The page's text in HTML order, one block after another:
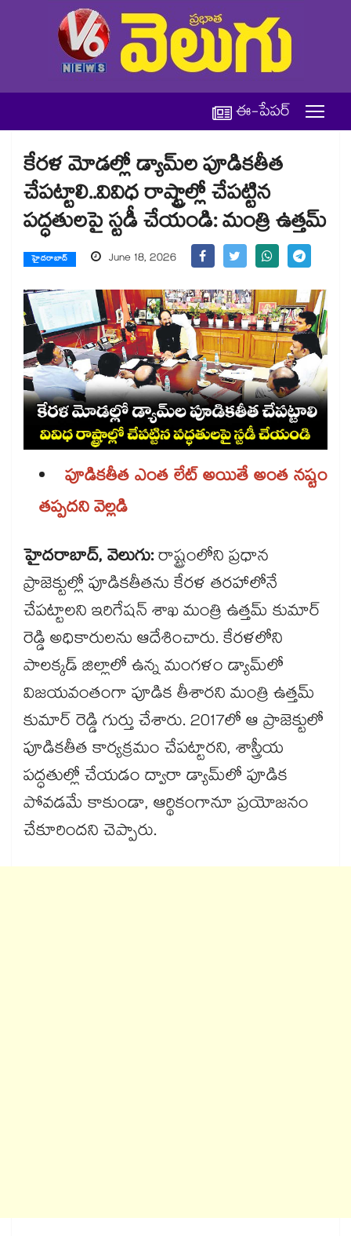
ఈ-పేపర్
కేరళ మోడల్లో డ్యామ్‌‌‌‌‌‌‌‌‌‌‌‌‌‌‌‌ల పూడికతీత
చేపట్టాలి..వివిధ రాష్ట్రాల్లో చేపట్టిన
పద్ధతులపై స్టడీ చేయండి: మంత్రి ఉత్తమ్
హైదరాబాద్ June 18, 2026
పూడికతీత ఎంత లేట్ అయితే అంత నష్టం
తప్పదని వెల్లడి
హైదరాబాద్, వెలుగు:రాష్ట్రంలోని ప్రధాన
ప్రాజెక్టుల్లో పూడికతీతను కేరళ తరహాలోనే
చేపట్టాలని ఇరిగేషన్​ శాఖ మంత్రి ఉత్తమ్​ కుమార్​
రెడ్డి అధికారులను ఆదేశించారు. కేరళలోని
పాలక్కడ్​ జిల్లాలో ఉన్న మంగళం డ్యామ్​లో
విజయవంతంగా పూడిక తీశారని మంత్రి ఉత్తమ్
కుమార్ రెడ్డి గుర్తు చేశారు. 2017లో ఆ ప్రాజెక్టులో
పూడికతీత కార్యక్రమం చేపట్టారని, శాస్త్రీయ
పద్ధతుల్లో చేయడం ద్వారా డ్యామ్​లో పూడిక
పోవడమే కాకుండా, ఆర్థికంగానూ ప్రయోజనం
చేకూరిందని చెప్పారు.